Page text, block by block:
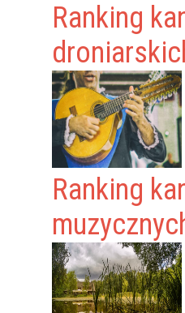
Ranking
Ranking